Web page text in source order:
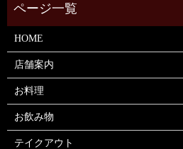
HOME
店舗案内
お料理
お飲み物
テイクアウト